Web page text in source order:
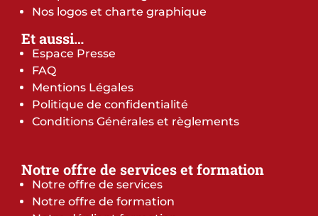
Nos logos et charte graphique
Et aussi…
Espace Presse
FAQ
Mentions Légales
Politique de confidentialité
Conditions Générales et règlements
Notre offre de services et formation
Notre offre de services
Notre offre de formation